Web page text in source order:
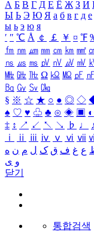
А Б В Г Д Е Ё Ж З И
Ы Ь Э Ю Я а б в г д е
ы ь э ю я
′ ″ ℃ Å ￠ ￡ ￥ ¤ ℉
㎙ ㎚ ㎛ ㎜ ㎝ ㎞ ㎟
㎱ ㎲ ㎳ ㎴ ㎵ ㎶ ㎷
㎒ ㎓ ㎔ Ω ㏀ ㏁ ㎊ ㎋
㏃ ㏉ ㏜ ㏆
§ ※ ☆ ★ ○ ● ◎ ◇
♠ ♡ ♥ ♧ ♣ ⊙ ◈ ▣ ◐
‡ ↕ ↗ ↙ ↖ ↘ ♭ ♩
ⅰ
ⅱ ⅲ ⅳ ⅴ ⅵ ⅶ
ع غ ف ق ک ل م ن ه
و ی
닫기
통합검색